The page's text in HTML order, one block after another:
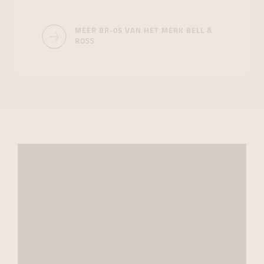
MEER BR-05 VAN HET MERK BELL &
ROSS